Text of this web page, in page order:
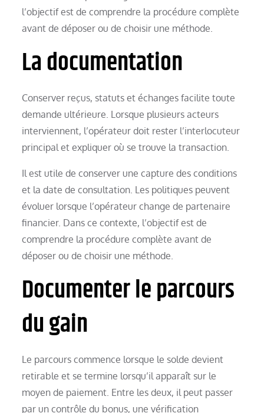
l’objectif est de comprendre la procédure complète
avant de déposer ou de choisir une méthode.
La documentation
Conserver reçus, statuts et échanges facilite toute
demande ultérieure. Lorsque plusieurs acteurs
interviennent, l’opérateur doit rester l’interlocuteur
principal et expliquer où se trouve la transaction.
Il est utile de conserver une capture des conditions
et la date de consultation. Les politiques peuvent
évoluer lorsque l’opérateur change de partenaire
financier. Dans ce contexte, l’objectif est de
comprendre la procédure complète avant de
déposer ou de choisir une méthode.
Documenter le parcours
du gain
Le parcours commence lorsque le solde devient
retirable et se termine lorsqu’il apparaît sur le
moyen de paiement. Entre les deux, il peut passer
par un contrôle du bonus, une vérification